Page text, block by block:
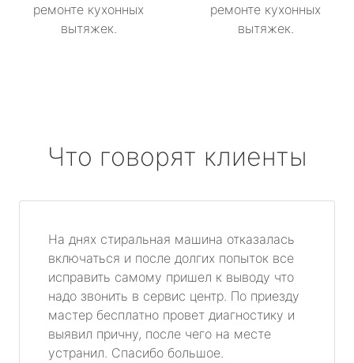
ремонте кухонных
вытяжек.
ремонте кухонных
вытяжек.
Что говорят клиенты
На днях стиральная машина отказалась
включаться и после долгих попыток все
исправить самому пришел к выводу что
надо звонить в сервис центр. По приезду
мастер бесплатно провет диагностику и
выявил причну, после чего на месте
устранил. Спасибо большое.